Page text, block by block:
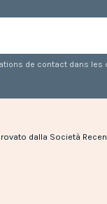
de contact dans
dalla Società